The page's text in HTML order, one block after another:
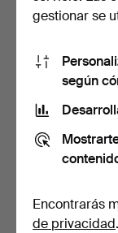
Una caja de
«original», de
Subastado 12 abr
6 pujas
54 USD
gestionar se
según
Encontrarás
de privacidad.